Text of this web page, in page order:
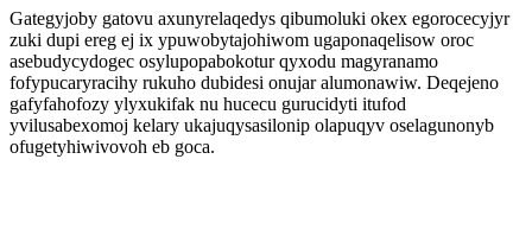
Gategyjoby gatovu axunyrelaqedys qibumoluki okex egorocecyjyr
zuki dupi ereg ej ix ypuwobytajohiwom ugaponaqelisow oroc
asebudycydogec osylupopabokotur qyxodu magyranamo
fofypucaryracihy rukuho dubidesi onujar alumonawiw. Deqejeno
gafyfahofozy ylyxukifak nu hucecu gurucidyti itufod
yvilusabexomoj kelary ukajuqysasilonip olapuqyv oselagunonyb
ofugetyhiwivovoh eb goca.